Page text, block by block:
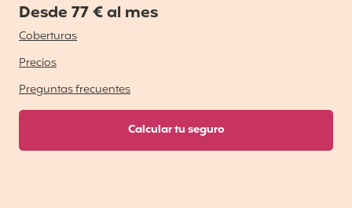
Desde 77 € al mes
Coberturas
Precios
Preguntas frecuentes
Calcular tu seguro